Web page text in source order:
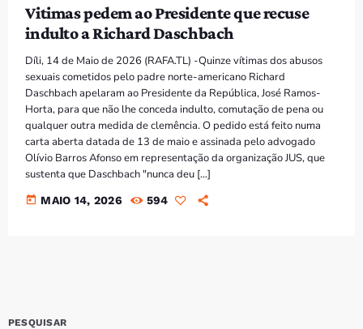
Bom dia RAFA
7:00 AM - 9:00 AM
Bom dia RAFA
7:00 AM - 10:00 AM
Vitimas pedem ao Presidente que recuse
indulto a Richard Daschbach
Díli, 14 de Maio de 2026 (RAFA.TL) -Quinze vítimas dos abusos
sexuais cometidos pelo padre norte-americano Richard
Daschbach apelaram ao Presidente da República, José Ramos-
Horta, para que não lhe conceda indulto, comutação de pena ou
qualquer outra medida de clemência. O pedido está feito numa
carta aberta datada de 13 de maio e assinada pelo advogado
Olívio Barros Afonso em representação da organização JUS, que
sustenta que Daschbach "nunca deu […]
today MAIO 14, 2026 594
PESQUISAR